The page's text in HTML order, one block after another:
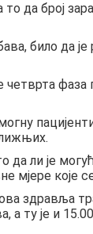
да број
било да
четврта
да ли је
мјере које
а ту је и